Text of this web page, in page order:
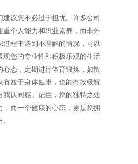
建议您不必过于担忧。许多公司
重个人能力和职业素养，而非外
过程中遇到不理解的情况，可以
现您的专业性和积极乐观的生活
心态，定期进行体育锻炼，如散
有益于身体健康，也能有效缓解
我认同感。记住，您的独特之处
，而一个健康的心态，更是您拥